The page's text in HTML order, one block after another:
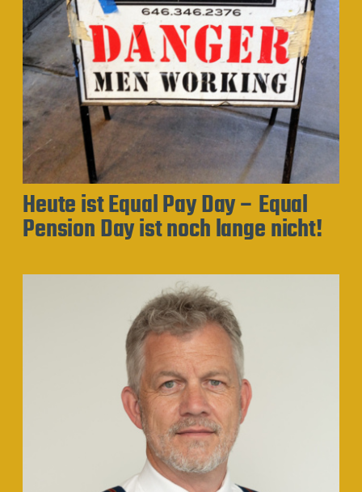
Heute ist Equal Pay Day – Equal
Pension Day ist noch lange nicht!